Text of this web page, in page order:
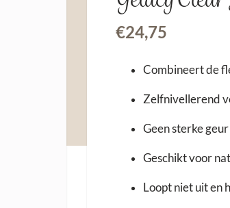
€24,75
Combineert de
Zelfnivellerend
Geen sterke
Geschikt voor
Loopt niet uit en